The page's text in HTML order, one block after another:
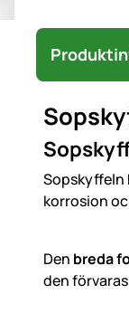
Sopskyffeln
korrosion
Den breda
den